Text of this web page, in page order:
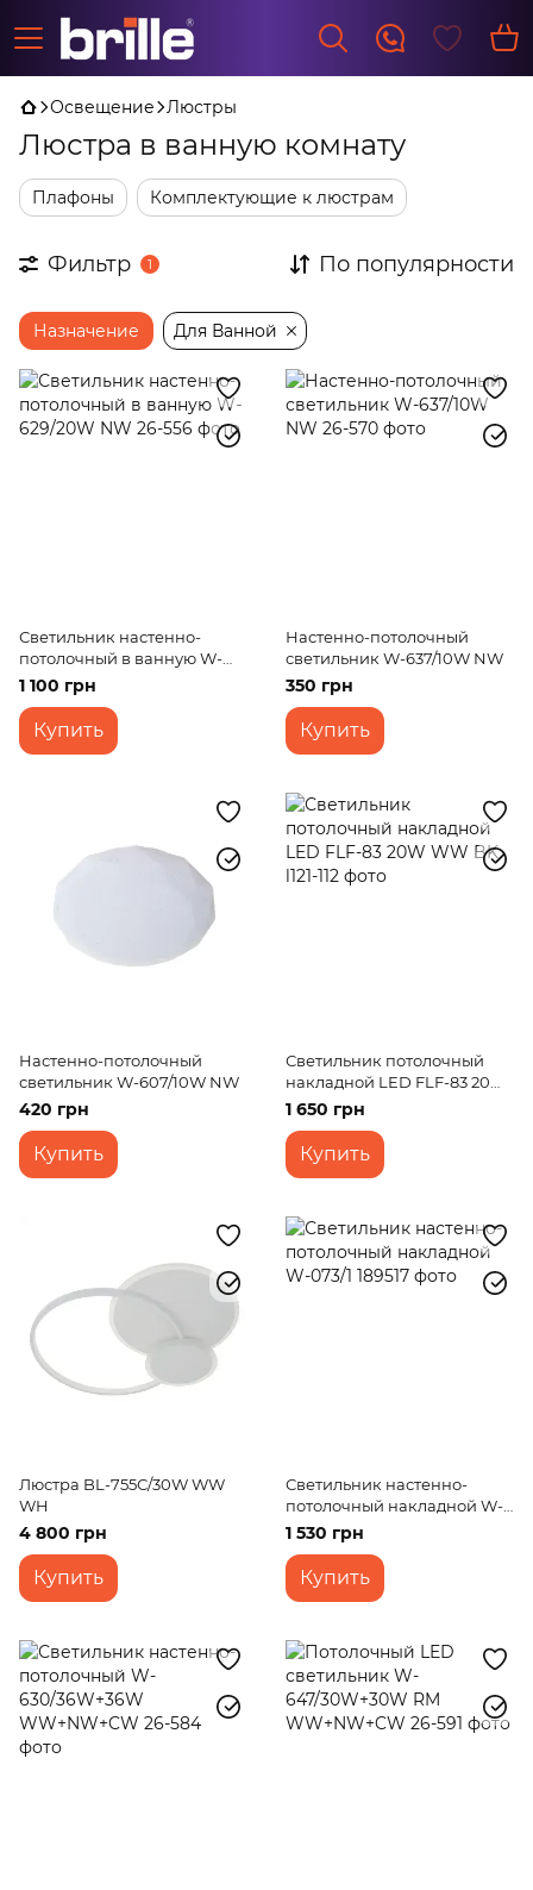
Освещение Люстры
Люстра в ванную комнату
Плафоны Комплектующие к люстрам
Фильтр 1 По популярности
Назначение Для Ванной
Светильник настенно-
потолочный в ванную W-
629/20W NW
1 100 грн
Купить
Настенно-потолочный
светильник W-637/10W NW
350 грн
Купить
Настенно-потолочный
светильник W-607/10W NW
420 грн
Купить
Светильник потолочный
накладной LED FLF-83 20W
WW BK
1 650 грн
Купить
Люстра BL-755С/30W WW
WH
4 800 грн
Купить
Светильник настенно-
потолочный накладной W-
073/1
1 530 грн
Купить